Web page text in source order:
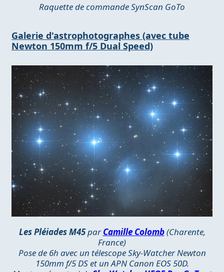
Raquette de commande SynScan GoTo
Galerie d'astrophotographes (avec tube
Newton 150mm f/5 Dual Speed)
Les Pléiades M45parCamille Colomb(Charente,
France)
Pose de 6h avec un télescope Sky-Watcher Newton
150mm f/5 DS et un APN Canon EOS 50D.